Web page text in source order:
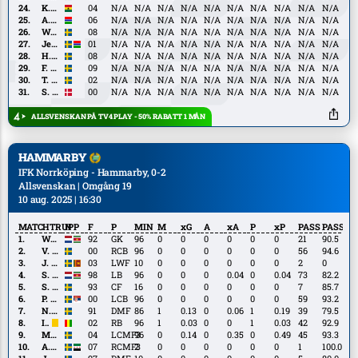
Hjelm
K.
Peprah
Oppong
K. Peprah Oppong 04 N/A N/A N/A N/A N/A N/A N/A N/A N/A
N/A
A.
Tamba
A. Tamba 06 N/A N/A N/A N/A N/A N/A N/A N/A N/A
N/A
W.
Bergman
W. Bergman 08 N/A N/A N/A N/A N/A N/A N/A N/A N/A
N/A
Jesper
Ceesay
Jesper Ceesay 01 N/A N/A N/A N/A N/A N/A N/A N/A N/A
N/A
H.
Ringsten
H. Ringsten 08 N/A N/A N/A N/A N/A N/A N/A N/A N/A
N/A
F.
Werner
F. Werner 09 N/A N/A N/A N/A N/A N/A N/A N/A N/A
N/A
T.
Prica
T. Prica 02 N/A N/A N/A N/A N/A N/A N/A N/A N/A
N/A
S. S. Jørgensen 00 N/A N/A N/A N/A N/A N/A N/A N/A N/A N/A
ALLSVENSKAN PÅ TV4 PLAY - 50% RABATT 1 MÅN
HAMMARBY
IFK Norrköping - Hammarby, 0-2
Allsvenskan | Omgång 19
10 aug. 2025 | 16:30
MATCHTRUPP
N F P MIN M xG A xA P xP PASSPASS%
W.
Hahn
W. Hahn 92 GK 96 0 0 0 0 0 0 21
90.5
V.
Eriksson
V. Eriksson 00 RCB 96 0 0 0 0 0 0 56
94.6
J.
Karlsson
J. Karlsson 03 LWF 10 0 0 0 0 0 0 2
0
S.
Pinas
S. Pinas 98 LB 96 0 0 0 0.04 0 0.04 73
82.2
S.
Strand
S. Strand 93 CF 16 0 0 0 0 0 0 7
85.7
P.
Vagić
P. Vagić 00 LCB 96 0 0 0 0 0 0 59
93.2
N.
Besara
N. Besara 91 DMF 86 1 0.13 0 0.06 1 0.19 39
79.5
I.
Fofana
I. Fofana 02 RB 96 1 0.03 0 0 1 0.03 42
92.9
M.
Karlsson
M. Karlsson 04 LCMF3
96 0 0.14 0 0.35 0 0.49 45
93.3
A.A. Lahdo 07 RCMF3
2 0 0 0 0 0 0 1
100.0